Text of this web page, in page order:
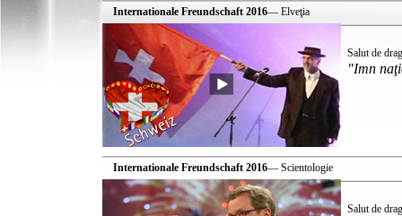
Internationale Freundschaft 2016— Elveţia
Salut de
"Imn
Internationale Freundschaft 2016— Scientologie
Salut de